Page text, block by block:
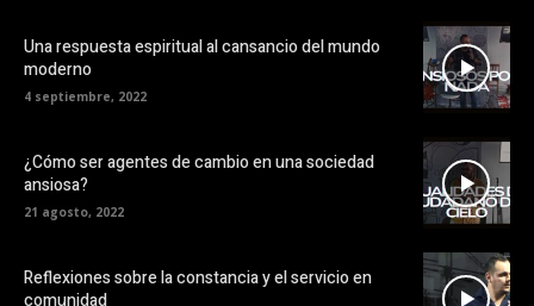
Una respuesta espiritual al cansancio del mundo
moderno
4 septiembre, 2022
¿Cómo ser agentes de cambio en una sociedad
ansiosa?
21 agosto, 2022
Reflexiones sobre la constancia y el servicio en
comunidad